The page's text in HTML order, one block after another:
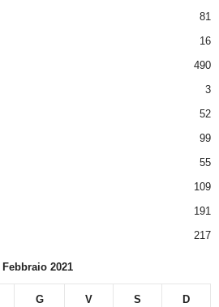
81
16
490
3
52
99
55
109
191
217
Febbraio 2021
G V S D